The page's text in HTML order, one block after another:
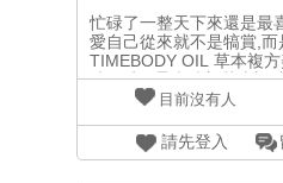
忙碌了一整天下來還是最
愛自己從來就不是犒賞,
TIMEBODY OIL 草本複
油 #暖陽晨光清新草本調
馬嬌蘭 · 天竺葵 · 德國洋
緩一整天的緊繃及疲憊感
靜謐幽邃澄靜柑橘調成分
目前沒有人
請先登入